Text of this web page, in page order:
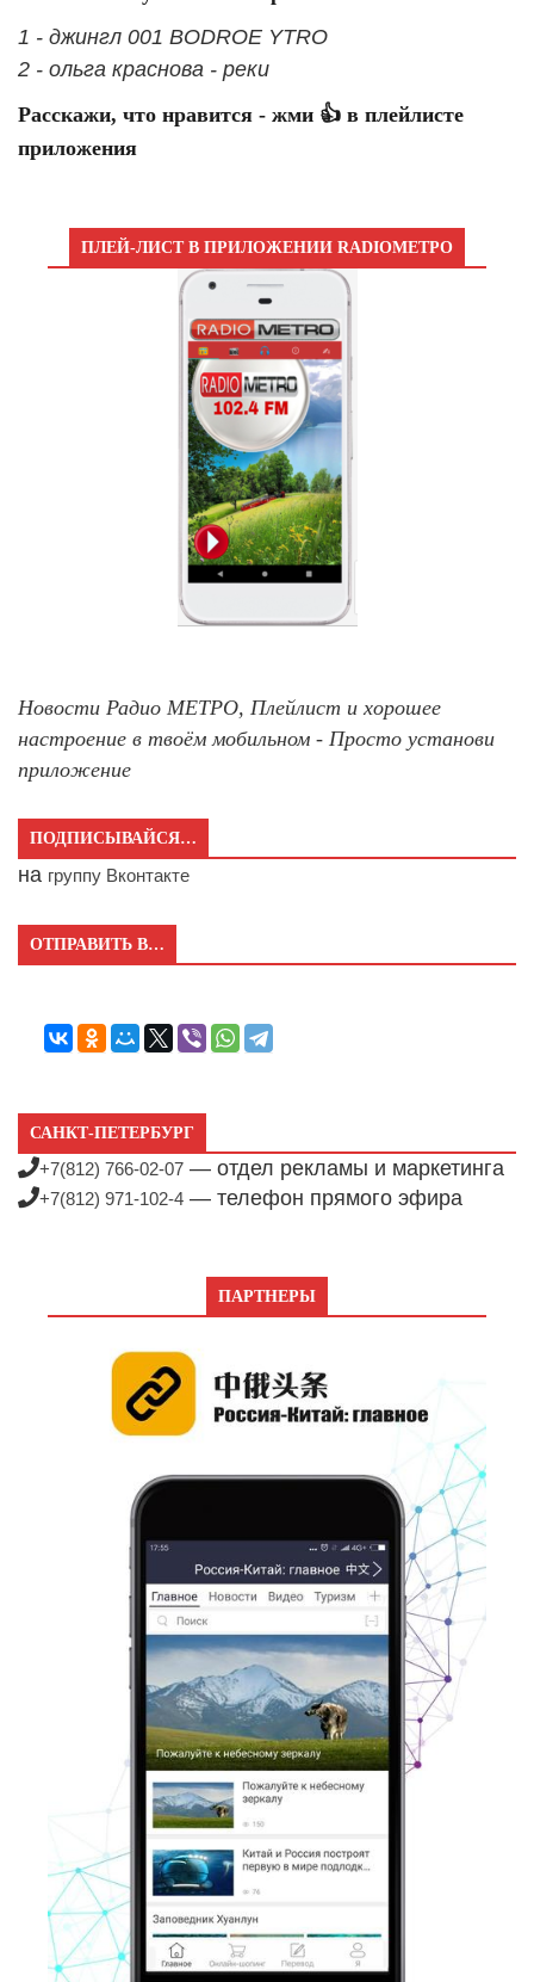
1 - джингл 001 BODROE YTRO
2 - ольга краснова - реки
Расскажи, что нравится - жми 👍 в плейлисте
приложения
ПЛЕЙ-ЛИСТ В ПРИЛОЖЕНИИ RADIOМЕТРО
Новости Радио МЕТРО, Плейлист и хорошее
настроение в твоём мобильном - Просто установи
приложение
ПОДПИСЫВАЙСЯ…
на группу Вконтакте
ОТПРАВИТЬ В…
САНКТ-ПЕТЕРБУРГ
+7(812) 766-02-07 — отдел рекламы и маркетинга
+7(812) 971-102-4 — телефон прямого эфира
ПАРТНЕРЫ